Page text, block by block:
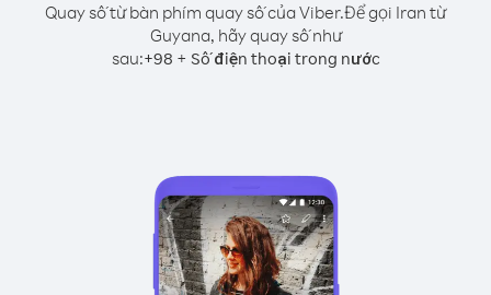
Quay số từ bàn phím quay số của Viber.Để gọi Iran từ
Guyana, hãy quay số như
sau:+98 + Số điện thoại trong nước